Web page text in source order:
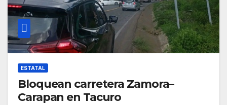
ESTATAL
Bloquean carretera Zamora–
Carapan en Tacuro